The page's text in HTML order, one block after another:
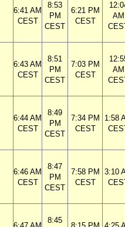
6:41 AM
CEST
8:53
PM
CEST
6:21 PM
CEST
AM
6:43 AM
CEST
8:51
PM
CEST
7:03 PM
CEST
AM
6:44 AM
CEST
8:49
PM
CEST
7:34 PM
CEST
1:58
6:46 AM
CEST
8:47
PM
CEST
7:58 PM
CEST
3:10
8:45